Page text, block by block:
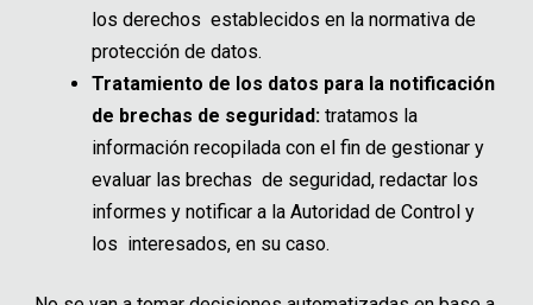
los derechos establecidos en la normativa de
protección de datos.
Tratamiento de los datos para la notificación
de brechas de seguridad: tratamos la
información recopilada con el fin de gestionar y
evaluar las brechas de seguridad, redactar los
informes y notificar a la Autoridad de Control y
los interesados, en su caso.